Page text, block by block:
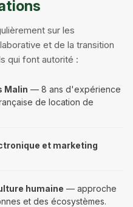
sur les
et de la transition
qui font autorité :
Malin — 8 ans d'expérience
de location de
et marketing
humaine — approche
et des écosystèmes.